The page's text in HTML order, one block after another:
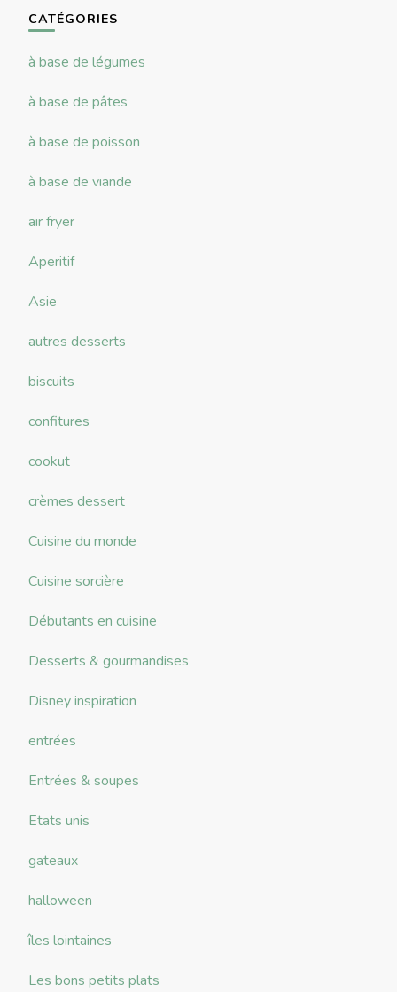
CATÉGORIES
à base de légumes
à base de pâtes
à base de poisson
à base de viande
air fryer
Aperitif
Asie
autres desserts
biscuits
confitures
cookut
crèmes dessert
Cuisine du monde
Cuisine sorcière
Débutants en cuisine
Desserts & gourmandises
Disney inspiration
entrées
Entrées & soupes
Etats unis
gateaux
halloween
îles lointaines
Les bons petits plats